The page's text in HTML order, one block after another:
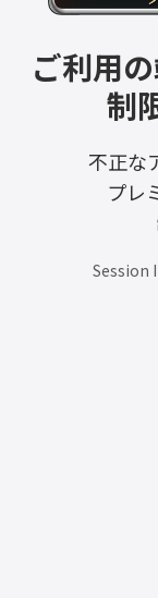
ご利用
制
不正な
プレ
Session